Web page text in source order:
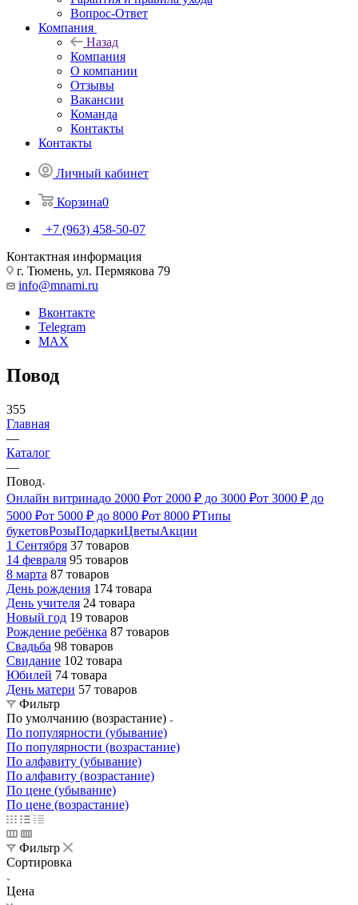
Вопрос-Ответ
Компания
Назад
Компания
О компании
Отзывы
Вакансии
Команда
Контакты
Контакты
Личный кабинет
Корзина0
+7 (963) 458-50-07
Контактная информация
г. Тюмень, ул. Пермякова 79
info@mnami.ru
Вконтакте
Telegram
MAX
Повод
355
Главная
—
Каталог
—
Повод
Онлайн витринадо 2000 ₽от 2000 ₽ до 3000 ₽от 3000 ₽ до
5000 ₽от 5000 ₽ до 8000 ₽от 8000 ₽Типы
букетовРозыПодаркиЦветыАкции
1 Сентября 37 товаров
14 февраля 95 товаров
8 марта 87 товаров
День рождения 174 товара
День учителя 24 товара
Новый год 19 товаров
Рождение ребёнка 87 товаров
Свадьба 98 товаров
Свидание 102 товара
Юбилей 74 товара
День матери 57 товаров
Фильтр
По умолчанию (возрастание)
По популярности (убывание)
По популярности (возрастание)
По алфавиту (убывание)
По алфавиту (возрастание)
По цене (убывание)
По цене (возрастание)
Фильтр
Сортировка
Цена